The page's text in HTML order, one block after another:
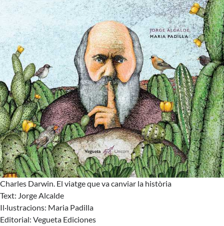
Charles Darwin. El viatge que va canviar la història
Text: Jorge Alcalde
Il·lustracions: Maria Padilla
Editorial: Vegueta Ediciones